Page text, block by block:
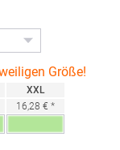
Größe!
XXL
16,28 € *